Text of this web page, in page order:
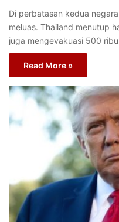
Di perbatasan kedua
meluas. Thailand menutup
juga mengevakuasi 500
Read More »